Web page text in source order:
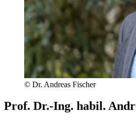
© Dr. Andreas Fischer
Prof. Dr.-Ing. habil.